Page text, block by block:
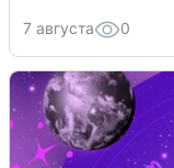
7 августа 0